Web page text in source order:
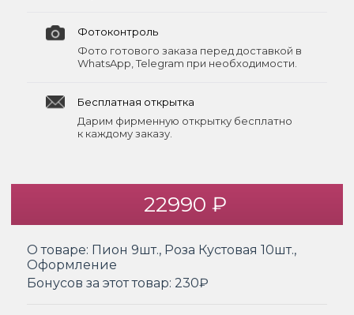
Фотоконтроль
Фото готового заказа перед доставкой в
WhatsApp, Telegram при необходимости.
Бесплатная открытка
Дарим фирменную открытку бесплатно
к каждому заказу.
22990 ₽
О товаре: Пион 9шт., Роза Кустовая 10шт.,
Оформление
Бонусов за этот товар: 230₽